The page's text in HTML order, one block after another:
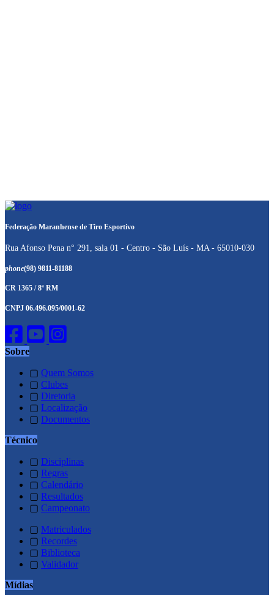
Federação Maranhense de Tiro Esportivo
Rua Afonso Pena n° 291, sala 01 - Centro - São Luís - MA - 65010-030
phone(98) 9811-81188
CR 1365 / 8ª RM
CNPJ 06.496.095/0001-62
Sobre
▢ Quem Somos
▢ Clubes
▢ Diretoria
▢ Localização
▢ Documentos
Técnico
▢ Disciplinas
▢ Regras
▢ Calendário
▢ Resultados
▢ Campeonato
▢ Matriculados
▢ Recordes
▢ Biblioteca
▢ Validador
Mídias